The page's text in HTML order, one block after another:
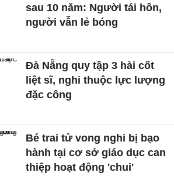
sau 10 năm: Người tái hôn,
người vẫn lẻ bóng
Đà Nẵng quy tập 3 hài cốt
liệt sĩ, nghi thuộc lực lượng
đặc công
Bé trai tử vong nghi bị bạo
hành tại cơ sở giáo dục can
thiệp hoạt động 'chui'